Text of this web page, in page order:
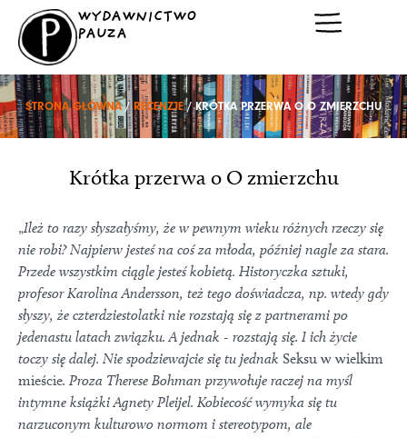
Przejdź
treści
WYDAWNICTWO
PAUZA
STRONA GŁÓWNA/ RECENZJE/ KRÓTKA PRZERWA O O ZMIERZCHU
Krótka przerwa o O zmierzchu
„Ileż to razy słyszałyśmy, że w pewnym wieku różnych rzeczy się
nie robi? Najpierw jesteś na coś za młoda, później nagle za stara.
Przede wszystkim ciągle jesteś kobietą. Historyczka sztuki,
profesor Karolina Andersson, też tego doświadcza, np. wtedy gdy
słyszy, że czterdziestolatki nie rozstają się z partnerami po
jedenastu latach związku. A jednak - rozstają się. I ich życie
toczy się dalej. Nie spodziewajcie się tu jednak Seksu w wielkim
mieście. Proza Therese Bohman przywołuje raczej na myśl
intymne książki Agnety Pleijel. Kobiecość wymyka się tu
narzuconym kulturowo normom i stereotypom, ale